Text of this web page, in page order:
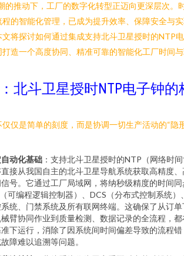
的推动下，工厂的数字化转型正迈向更深层次。
的智能化管理，已成为提升效率、保障安全与
将探讨如何通过集成支持北斗卫星授时的NTP
造一个高度协同、精准可靠的智能化工厂时间
北斗卫星授时NTP电子钟的
仅是简单的刻度，而是协调一切生产活动的“隐
动化基础 ：支持北斗卫星授时的NTP（网络时
接从我国自主的北斗卫星导航系统获取高精度、
号。它通过工厂局域网，将纳秒级精度的时间同
可编程逻辑控制器）、DCS（分布式控制系统）
统、门禁系统及所有联网终端。这确保了从订单
臂协同作业到质量检测、数据记录的全流程，都
下运行，消除了因系统间时间偏差导致的流程错
障难以追溯等问题。